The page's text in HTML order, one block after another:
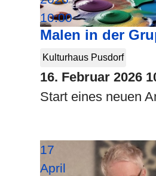
10:00
Malen in der
Kulturhaus Pusdorf
16. Februar 2026
Start eines neuen
17
April